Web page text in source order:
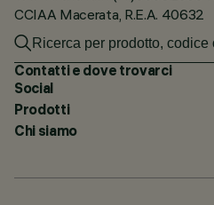
CCIAA Macerata, R.E.A. 40632
Contatti e dove trovarci
Social
Prodotti
Chi siamo